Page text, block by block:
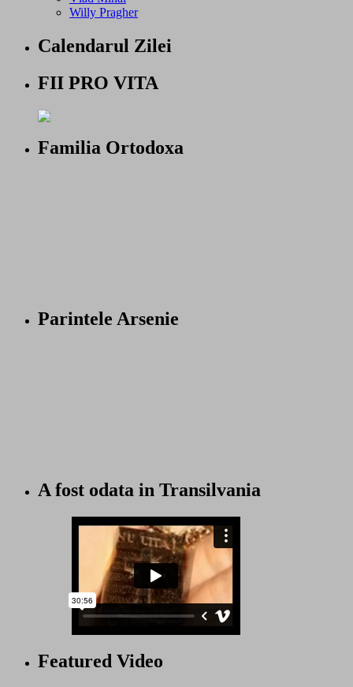
Willy Pragher
Calendarul Zilei
FII PRO VITA
Familia Ortodoxa
Parintele Arsenie
A fost odata in Transilvania
Featured Video